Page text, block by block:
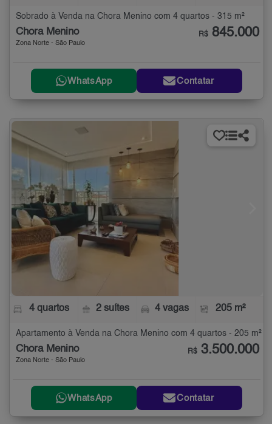
Sobrado à Venda na Chora Menino com 4 quartos - 315 m²
Chora Menino
Zona Norte - São Paulo
R$ 845.000
WhatsApp Contatar
4 quartos 2 suítes 4 vagas 205 m²
Apartamento à Venda na Chora Menino com 4 quartos - 205 m²
Chora Menino
Zona Norte - São Paulo
R$ 3.500.000
WhatsApp Contatar